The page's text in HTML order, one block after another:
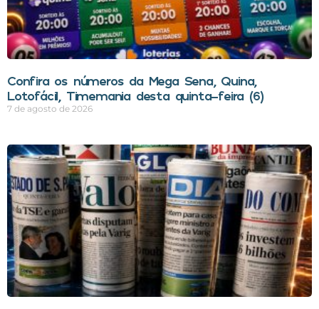
Confira os números da Mega Sena, Quina,
Lotofácil, Timemania desta quinta-feira (6)
7 de agosto de 2026